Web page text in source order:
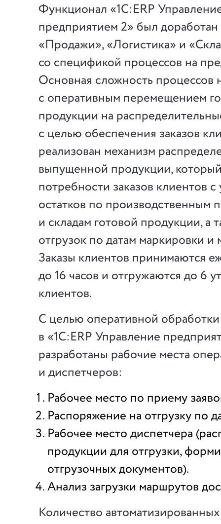
Функционал «1С:ERP
предприятием 2» был
«Продажи», «Логистика» и
со спецификой процессов на
Основная сложность процессов
с оперативным перемещением
продукции на
с целью обеспечения заказов
реализован механизм
выпущенной продукции,
потребности заказов клиентов
остатков по производственным
и складам готовой продукции, а
отгрузок по датам маркировки и
Заказы клиентов принимаются
до 16 часов и отгружаются до 6
клиентов.
С целью оперативной
в «1С:ERP Управление
разработаны рабочие места
и диспетчеров:
Рабочее место по приему
Распоряжение на отгрузку по
Рабочее место диспетчера
продукции для отгрузки,
отгрузочных документов).
Анализ загрузки маршрутов
Количество